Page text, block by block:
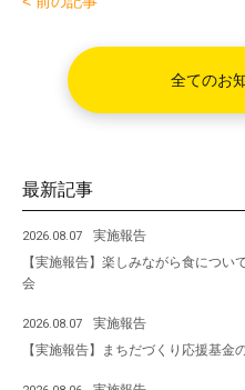
o
o
全てのお
最新記事
2026.08.07
実施報告
【実施報告】楽しみながら食につ
会
2026.08.07
実施報告
【実施報告】まちだづくり応援基金